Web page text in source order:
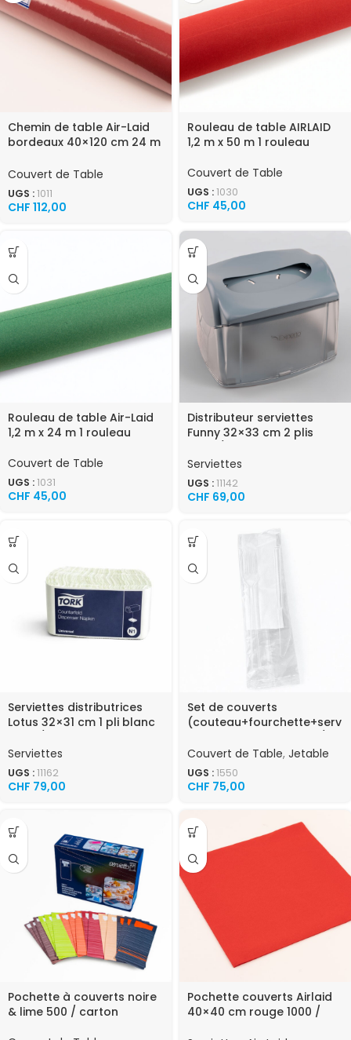
Chemin de table Air-Laid
bordeaux 40×120 cm 24 m
Couvert de Table
UGS :1011
CHF 112,00
Rouleau de table AIRLAID
1,2 m x 50 m 1 rouleau
Couvert de Table
UGS :1030
CHF 45,00
Rouleau de table Air-Laid
1,2 m x 24 m 1 rouleau
Couvert de Table
UGS :1031
CHF 45,00
Distributeur serviettes
Funny 32×33 cm 2 plis
Serviettes
UGS :11142
CHF 69,00
Serviettes distributrices
Lotus 32×31 cm 1 pli blanc
Serviettes
UGS :11162
CHF 79,00
Set de couverts
(couteau+fourchette+serv
carton
Couvert de Table, Jetable
UGS :1550
CHF 75,00
Pochette à couverts noire
& lime 500 / carton
Pochette couverts Airlaid
40×40 cm rouge 1000 /